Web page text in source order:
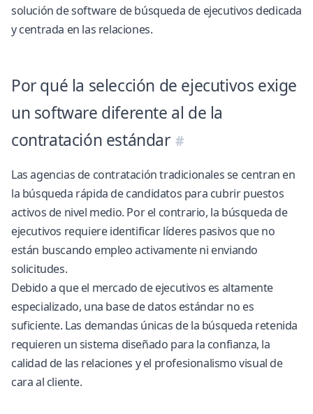
solución desoftware de búsqueda de ejecutivos dedicada
y centrada en las relaciones.
Por qué la selección de ejecutivos exige
un software diferente al de la
contratación estándar
Las agencias de contratación tradicionales se centran en
la búsqueda rápida de candidatos para cubrir puestos
activos de nivel medio. Por el contrario, la búsqueda de
ejecutivos requiere identificar líderes pasivos que no
están buscando empleo activamente ni enviando
solicitudes.
Debido a que el mercado de ejecutivos es altamente
especializado, una base de datos estándar no es
suficiente. Las demandas únicas de la búsqueda retenida
requieren un sistema diseñado para la confianza, la
calidad de las relaciones y el profesionalismo visual de
cara al cliente.